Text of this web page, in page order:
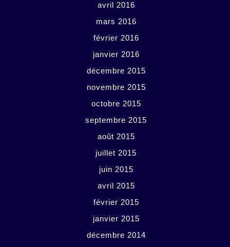
avril 2016
mars 2016
février 2016
janvier 2016
décembre 2015
novembre 2015
octobre 2015
septembre 2015
août 2015
juillet 2015
juin 2015
avril 2015
février 2015
janvier 2015
décembre 2014